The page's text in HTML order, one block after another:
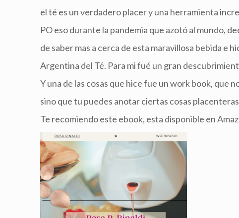
el té es un verdadero placer y una herramienta
PO eso durante la pandemia que azotó al mundo,
de saber mas a cerca de esta maravillosa bebida e
Argentina del Té. Para mi fué un gran
Y una de las cosas que hice fue un work book, que
sino que tu puedes anotar ciertas cosas
Te recomiendo este ebook, esta disponible en